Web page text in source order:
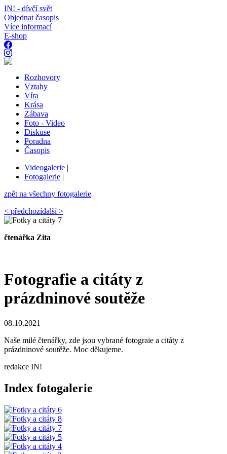
IN! - dívčí svět
Objednat časopis
Více informací
E-shop
Rozhovory
Vztahy
Víra
Krása
Zábava
Foto - Video
Diskuse
Poradna
Časopis
Videogalerie |
Fotogalerie |
zpět na všechny fotogalerie
< předchozídalší >
čtenářka Zita
Fotografie a citáty z
prázdninové soutěže
08.10.2021
Naše milé čtenářky, zde jsou vybrané fotograie a citáty z
prázdninové soutěže. Moc děkujeme.
redakce IN!
Index fotogalerie